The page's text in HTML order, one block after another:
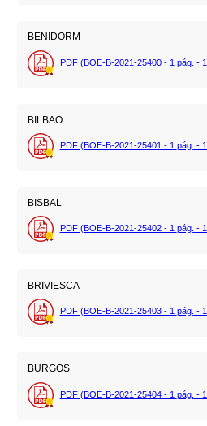
BENIDORM
PDF (BOE-B-2021-25400 - 1 pág. -
BILBAO
PDF (BOE-B-2021-25401 - 1 pág. -
BISBAL
PDF (BOE-B-2021-25402 - 1 pág. -
BRIVIESCA
PDF (BOE-B-2021-25403 - 1 pág. -
BURGOS
PDF (BOE-B-2021-25404 - 1 pág. -